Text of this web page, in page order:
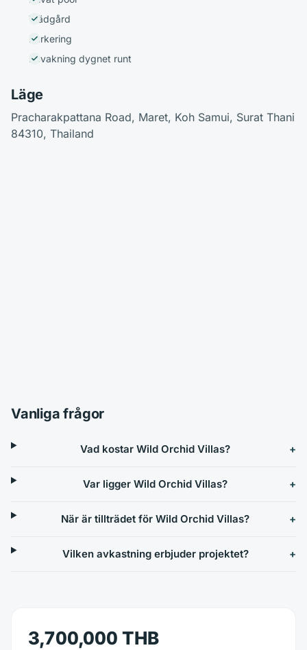
Trädgård
Parkering
Bevakning dygnet runt
Läge
Pracharakpattana Road, Maret, Koh Samui, Surat Thani
84310, Thailand
Vanliga frågor
Vad kostar Wild Orchid Villas?
Var ligger Wild Orchid Villas?
När är tillträdet för Wild Orchid Villas?
Vilken avkastning erbjuder projektet?
3,700,000 THB